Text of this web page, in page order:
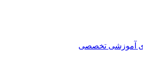
آموزشی تخصصی